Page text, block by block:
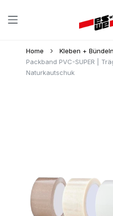
Inhalt
Home Kleben + Bündeln
Packband PVC-SUPER |
Naturkautschuk
images
gallery